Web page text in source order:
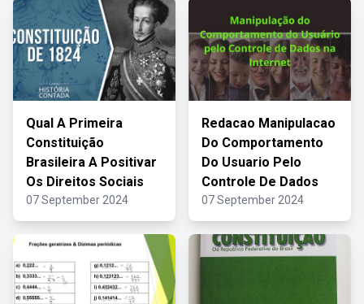
Qual A Primeira
Constituição
Brasileira A Positivar
Os Direitos Sociais
07 September 2024
Redacao Manipulacao
Do Comportamento
Do Usuario Pelo
Controle De Dados
07 September 2024